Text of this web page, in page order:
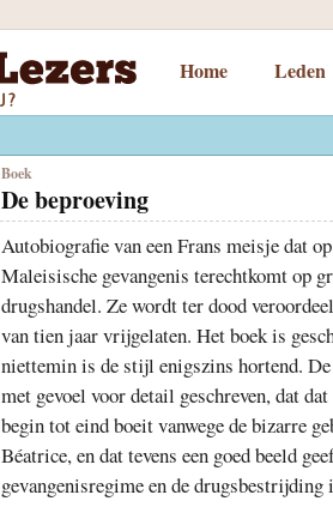
Home Leden
Boek
De beproeving
Autobiografie van een Frans meisje dat
Maleisische gevangenis terechtkomt op
drugshandel. Ze wordt ter dood
van tien jaar vrijgelaten. Het boek is
niettemin is de stijl enigszins hortend.
met gevoel voor detail geschreven, dat
begin tot eind boeit vanwege de bizarre
Béatrice, en dat tevens een goed beeld
gevangenisregime en de